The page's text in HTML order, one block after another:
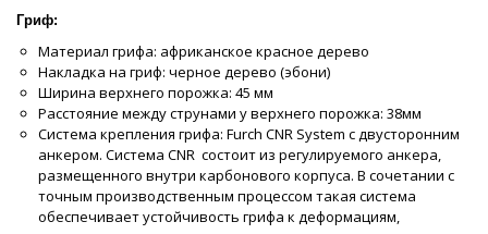
Гриф:
Материал грифа: африканское красное дерево
Накладка на гриф: черное дерево (эбони)
Ширина верхнего порожка: 45 мм
Расстояние между струнами у верхнего порожка: 38мм
Система крепления грифа: Furch CNR System с двусторонним
анкером. Система CNR состоит из регулируемого анкера,
размещенного внутри карбонового корпуса. В сочетании с
точным производственным процессом такая система
обеспечивает устойчивость грифа к деформациям,